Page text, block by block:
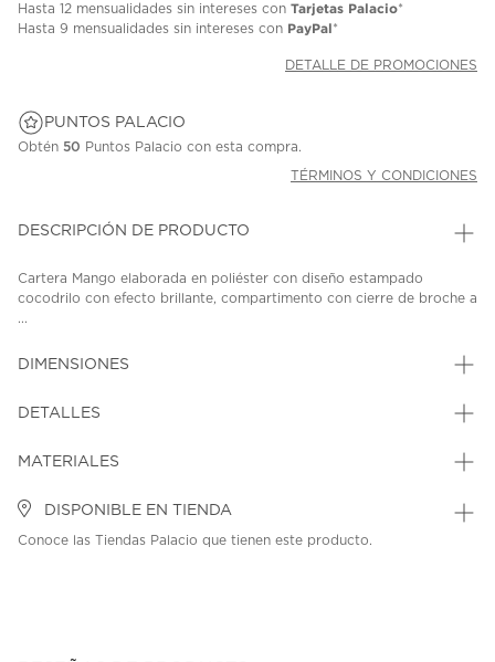
Hasta 12 mensualidades sin intereses con Tarjetas Palacio*
Hasta 9 mensualidades sin intereses con PayPal*
DETALLE DE PROMOCIONES
PUNTOS PALACIO
Obtén 50 Puntos Palacio con esta compra.
TÉRMINOS Y CONDICIONES
DESCRIPCIÓN DE PRODUCTO
Cartera Mango elaborada en poliéster con diseño estampado
cocodrilo con efecto brillante, compartimento con cierre de broche a
...
DIMENSIONES
DETALLES
MATERIALES
DISPONIBLE EN TIENDA
Conoce las Tiendas Palacio que tienen este producto.